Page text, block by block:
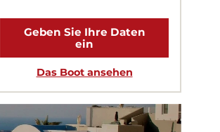
Geben Sie Ihre Daten
ein
Das Boot ansehen